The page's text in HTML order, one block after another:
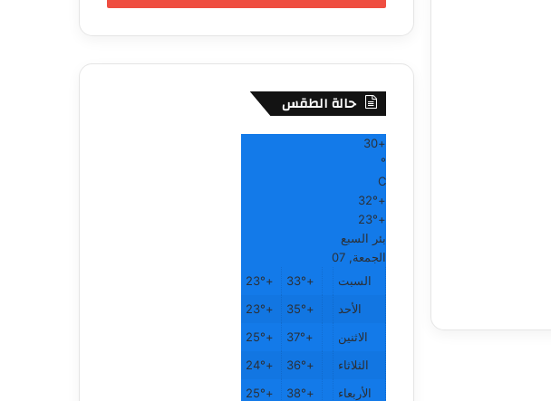
حالة الطقس
+
30
°
C
+
32°
+
23°
بئر السبع
الجمعة, 07
السبت
+
33°
+
23°
الأحد
+
35°
+
23°
الاثنين
+
37°
+
25°
الثلاثاء
+
36°
+
24°
الأربعاء
+
38°
+
25°